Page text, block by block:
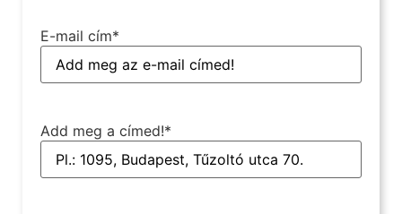
E-mail cím*
Add meg a címed!*